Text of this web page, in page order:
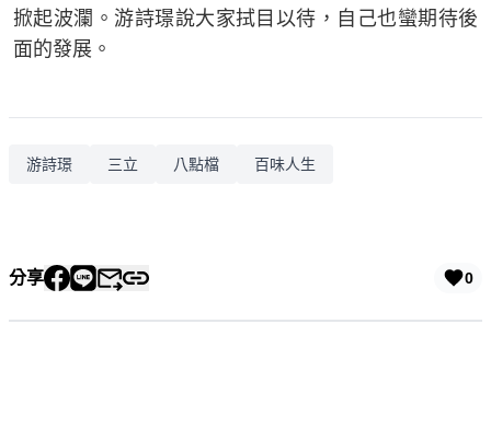
掀起波瀾。游詩璟說大家拭目以待，自己也蠻期待後
面的發展。
游詩璟 三立 八點檔 百味人生
分享 0